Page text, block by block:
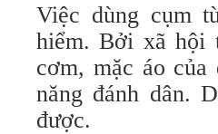
Việc dùng cụm
hiểm. Bởi xã hội
cơm, mặc áo
năng đánh dân.
được.